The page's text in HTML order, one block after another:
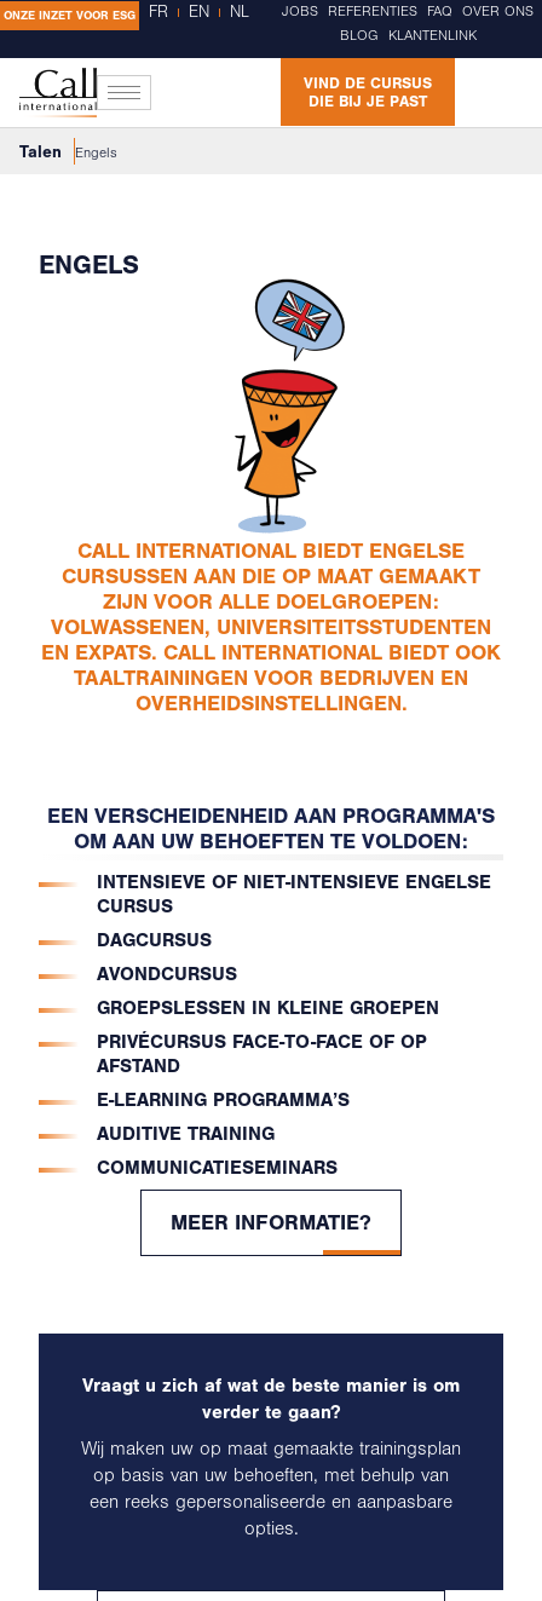
ONZE INZET VOOR ESG FR EN NL JOBS REFERENTIES FAQ
OVER ONS
BLOG
KLANTENLINK
VIND DE CURSUS
DIE BIJ JE PAST
Talen Engels
ENGELS
CALL INTERNATIONAL BIEDT ENGELSE
CURSUSSEN AAN DIE OP MAAT GEMAAKT
ZIJN VOOR ALLE DOELGROEPEN:
VOLWASSENEN, UNIVERSITEITSSTUDENTEN
EN EXPATS. CALL INTERNATIONAL BIEDT OOK
TAALTRAININGEN VOOR BEDRIJVEN EN
OVERHEIDSINSTELLINGEN.
EEN VERSCHEIDENHEID AAN PROGRAMMA'S
OM AAN UW BEHOEFTEN TE VOLDOEN:
INTENSIEVE OF NIET-INTENSIEVE ENGELSE
CURSUS
DAGCURSUS
AVONDCURSUS
GROEPSLESSEN IN KLEINE GROEPEN
PRIVÉCURSUS FACE-TO-FACE OF OP
AFSTAND
E-LEARNING PROGRAMMA’S
AUDITIVE TRAINING
COMMUNICATIESEMINARS
MEER INFORMATIE?
Vraagt u zich af wat de beste manier is om
verder te gaan?
Wij maken uw op maat gemaakte trainingsplan
op basis van uw behoeften, met behulp van
een reeks gepersonaliseerde en aanpasbare
opties.